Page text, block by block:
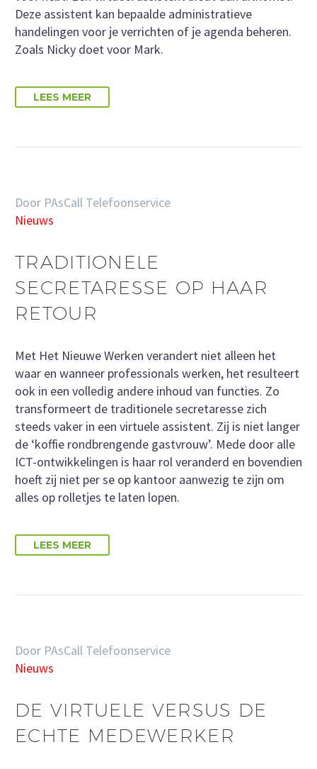
Deze assistent kan bepaalde administratieve
handelingen voor je verrichten of je agenda beheren.
Zoals Nicky doet voor Mark.
LEES MEER
Door PAsCall Telefoonservice
Nieuws
TRADITIONELE
SECRETARESSE OP HAAR
RETOUR
Met Het Nieuwe Werken verandert niet alleen het
waar en wanneer professionals werken, het resulteert
ook in een volledig andere inhoud van functies. Zo
transformeert de traditionele secretaresse zich
steeds vaker in een virtuele assistent. Zij is niet langer
de ‘koffie rondbrengende gastvrouw’. Mede door alle
ICT-ontwikkelingen is haar rol veranderd en bovendien
hoeft zij niet per se op kantoor aanwezig te zijn om
alles op rolletjes te laten lopen.
LEES MEER
Door PAsCall Telefoonservice
Nieuws
DE VIRTUELE VERSUS DE
ECHTE MEDEWERKER